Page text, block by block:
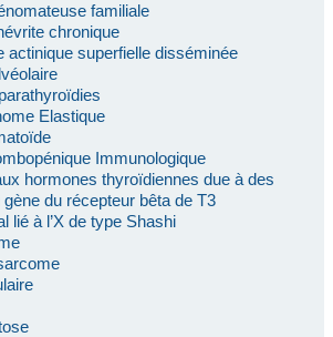
familiale
chronique
actinique superfielle disséminée
Elastique
Immunologique
hormones thyroïdiennes due à des
du récepteur bêta de T3
lié à l’X de type Shashi